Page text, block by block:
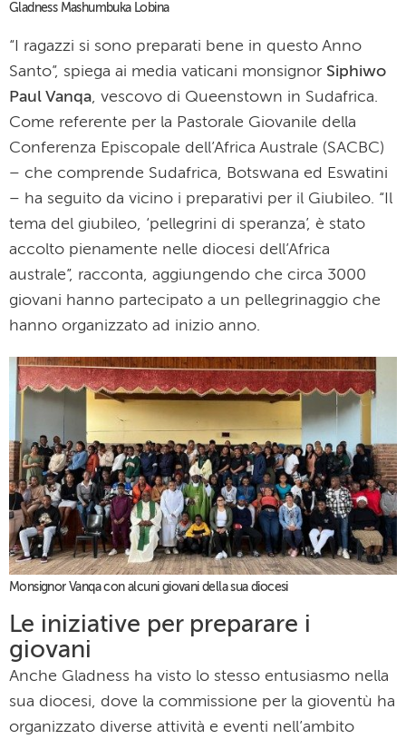
Gladness Mashumbuka Lobina
“I ragazzi si sono preparati bene in questo Anno
Santo”, spiega ai media vaticani monsignor Siphiwo
Paul Vanqa , vescovo di Queenstown in Sudafrica.
Come referente per la Pastorale Giovanile della
Conferenza Episcopale dell’Africa Australe (SACBC)
– che comprende Sudafrica, Botswana ed Eswatini
– ha seguito da vicino i preparativi per il Giubileo. “Il
tema del giubileo, ‘pellegrini di speranza’, è stato
accolto pienamente nelle diocesi dell’Africa
australe”, racconta, aggiungendo che circa 3000
giovani hanno partecipato a un pellegrinaggio che
hanno organizzato ad inizio anno.
Monsignor Vanqa con alcuni giovani della sua diocesi
Le iniziative per preparare i
giovani
Anche Gladness ha visto lo stesso entusiasmo nella
sua diocesi, dove la commissione per la gioventù ha
organizzato diverse attività e eventi nell’ambito